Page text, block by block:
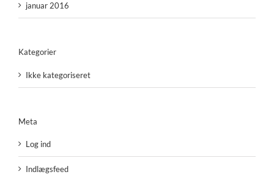
januar 2016
Kategorier
Ikke kategoriseret
Meta
Log ind
Indlægsfeed